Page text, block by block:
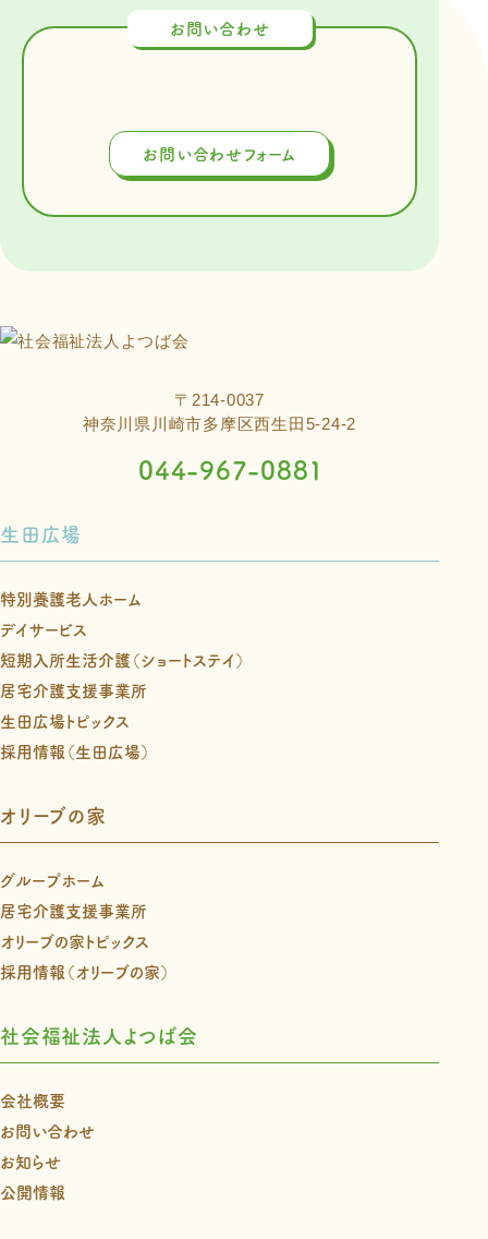
お問い合わせ
お問い合わせフォーム
〒214-0037
神奈川県川崎市多摩区西生田5-24-2
044-967-0881
生田広場
特別養護老人ホーム
デイサービス
短期入所生活介護（ショートステイ）
居宅介護支援事業所
生田広場トピックス
採用情報（生田広場）
オリーブの家
グループホーム
居宅介護支援事業所
オリーブの家トピックス
採用情報（オリーブの家）
社会福祉法人よつば会
会社概要
お問い合わせ
お知らせ
公開情報